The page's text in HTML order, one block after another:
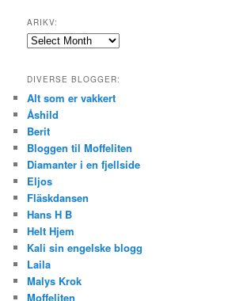
ARIKV:
Arikv:
DIVERSE BLOGGER:
Alt som er vakkert
Åshild
Berit
Bloggen til Moffeliten
Diamanter i en fjellside
Eljos
Fläskdansen
Hans H B
Helt Hjem
Kali sin engelske blogg
Laila
Malys Krok
Moffeliten